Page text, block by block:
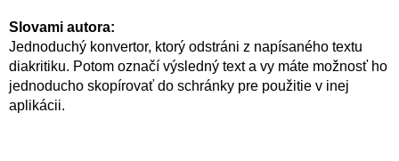
Slovami autora:
Jednoduchý konvertor, ktorý odstráni z napísaného textu
diakritiku. Potom označí výsledný text a vy máte možnosť ho
jednoducho skopírovať do schránky pre použitie v inej
aplikácii.